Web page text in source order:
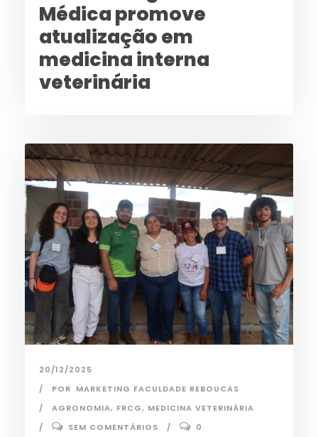
Médica promove
atualização em
medicina interna
veterinária
20/12/2025
POR MARKETING FACULDADE REBOUCAS
AGRONOMIA, FRCG, MEDICINA VETERINÁRIA
SEM COMENTÁRIOS
0